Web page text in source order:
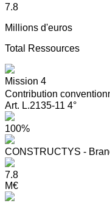
7.8
Millions d'euros
Total Ressources
Mission 4
Contribution
Art. L.2135-11 4°
100%
CONSTRUCTYS -
7.8
M€